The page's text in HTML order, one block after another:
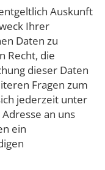
Auskunft
Ihrer
Daten zu
Recht, die
dieser Daten
Fragen zum
jederzeit unter
an uns
ein